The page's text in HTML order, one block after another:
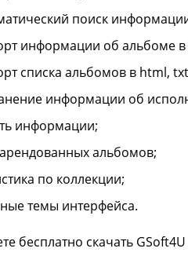
поиск
информации об альбоме в
списка альбомов в html,
информации об
информации;
альбомов;
по коллекции;
темы интерфейса.
бесплатно скачать